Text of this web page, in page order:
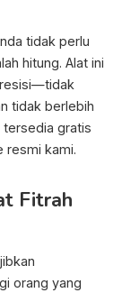
tidak perlu
hitung. Alat ini
tidak berlebih
tersedia gratis
resmi kami.
Fitrah
orang yang